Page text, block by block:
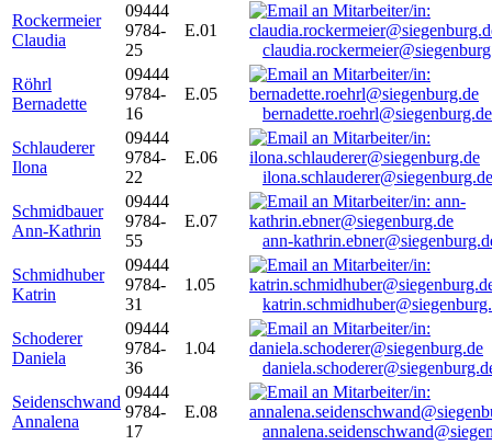
Rockermeier
Claudia
09444
9784-
25
E.01
Röhrl
Bernadette
09444
9784-
16
E.05
bernadette.roehrl@siegenburg.de
Schlauderer
Ilona
09444
9784-
22
E.06
ilona.schlauderer@siegenburg.de
Schmidbauer
Ann-Kathrin
09444
9784-
55
E.07
ann-
Schmidhuber
Katrin
09444
9784-
31
1.05
Schoderer
Daniela
09444
9784-
36
1.04
Seidenschwand
Annalena
09444
9784-
17
E.08